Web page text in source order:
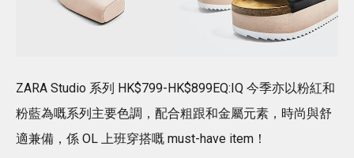
ZARA Studio 系列 HK$799-HK$899EQ:IQ 今季亦以粉紅和
粉藍為嘅系列主要色調，配合粗跟和金屬元素，時尚與舒
適兼備，係 OL 上班穿搭嘅 must-have item！